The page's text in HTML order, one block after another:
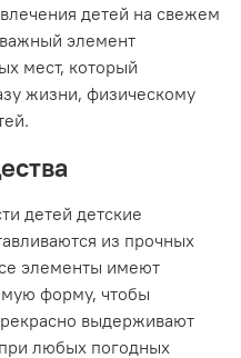
детей на свежем
элемент
мест, который
жизни, физическому
детей детские
из прочных
элементы имеют
форму, чтобы
выдерживают
любых погодных